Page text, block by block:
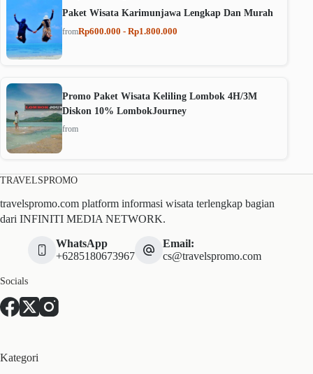
Paket Wisata Karimunjawa Lengkap Dan Murah
fromRp600.000 - Rp1.800.000
Promo Paket Wisata Keliling Lombok 4H/3M
Diskon 10% LombokJourney
from
TRAVELSPROMO
travelspromo.com platform informasi wisata terlengkap bagian
dari INFINITI MEDIA NETWORK.
WhatsApp
+6285180673967
Email:
cs@travelspromo.com
Socials
Kategori